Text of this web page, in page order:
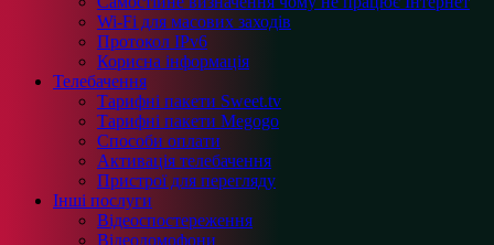
Wi-Fi для масових заходів
Протокол IPv6
Корисна інформація
Телебачення
Тарифні пакети Sweet.tv
Тарифні пакети Megogo
Способи оплати
Активація телебачення
Пристрої для перегляду
Інші послуги
Відеоспостереження
Відеодомофони